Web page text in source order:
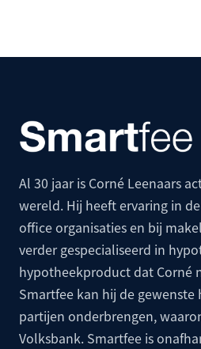
Al 30 jaar is Corné Leenaars
wereld. Hij heeft ervaring in
office organisaties en bij
verder gespecialiseerd in
hypotheekproduct dat Corné
Smartfee kan hij de
partijen onderbrengen,
Volksbank. Smartfee is